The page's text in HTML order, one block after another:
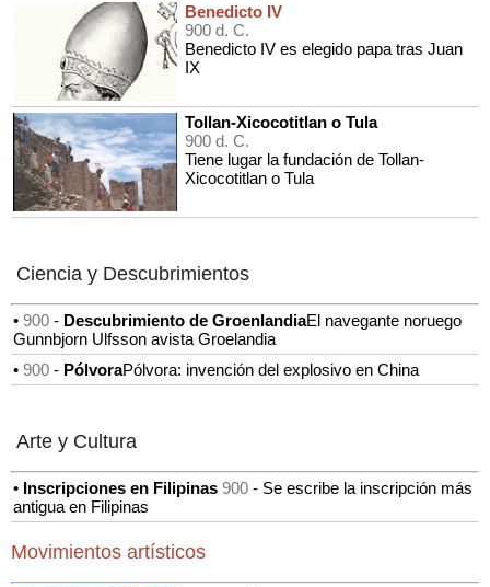
Benedicto IV
900 d. C.
Benedicto IV es elegido papa tras Juan
IX
Tollan-Xicocotitlan o Tula
900 d. C.
Tiene lugar la fundación de Tollan-
Xicocotitlan o Tula
Ciencia y Descubrimientos
• 900 - Descubrimiento de GroenlandiaEl navegante noruego
Gunnbjorn Ulfsson avista Groelandia
• 900 - PólvoraPólvora: invención del explosivo en China
Arte y Cultura
• Inscripciones en Filipinas 900 - Se escribe la inscripción más
antigua en Filipinas
Movimientos artísticos